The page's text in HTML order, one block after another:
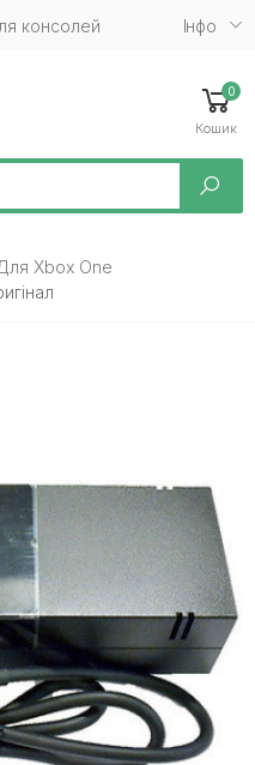
консолей Iнфо
0
Кошик
Xbox One